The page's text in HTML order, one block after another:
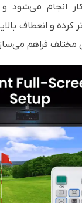
انجام می‌شود
کرده و انعطاف
فراهم